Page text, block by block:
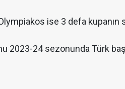
ise 3 defa kupanın
2023-24 sezonunda Türk